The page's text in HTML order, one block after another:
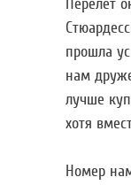
Перелет
прошла
нам
лучше
хотя
Номер